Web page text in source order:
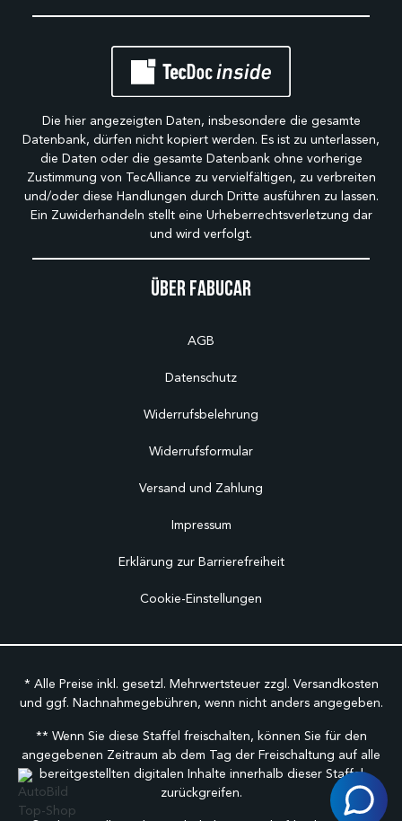
Über Fabucar
AGB
Datenschutz
Widerrufsbelehrung
Widerrufsformular
Versand und Zahlung
Impressum
Erklärung zur Barrierefreiheit
Cookie-Einstellungen
Die hier angezeigten Daten, insbesondere die gesamte
Datenbank, dürfen nicht kopiert werden. Es ist zu unterlassen,
die Daten oder die gesamte Datenbank ohne vorherige
Zustimmung von TecAlliance zu vervielfältigen, zu verbreiten
und/oder diese Handlungen durch Dritte ausführen zu lassen.
Ein Zuwiderhandeln stellt eine Urheberrechtsverletzung dar
und wird verfolgt.
* Alle Preise inkl. gesetzl. Mehrwertsteuer zzgl. Versandkosten
und ggf. Nachnahmegebühren, wenn nicht anders angegeben.
** Wenn Sie diese Staffel freischalten, können Sie für den
angegebenen Zeitraum ab dem Tag der Freischaltung auf alle
bereitgestellten digitalen Inhalte innerhalb dieser Staffel
zurückgreifen.